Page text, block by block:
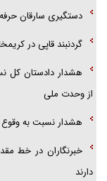
دستگیری سارقان
گردنبند قاپی در
هشدار دادستان کل
از وحدت ملی
هشدار نسبت به وقوع
خبرنگاران در خط
دارند